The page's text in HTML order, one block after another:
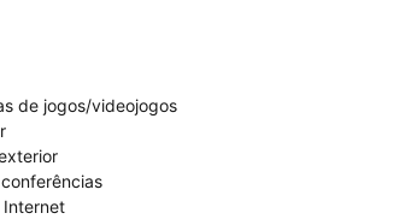
de jogos/videojogos
Internet